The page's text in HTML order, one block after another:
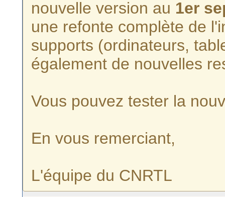
nouvelle version au 1er
une refonte complète de
supports (ordinateurs,
également de nouvelles
Vous pouvez tester la
En vous remerciant,
L'équipe du CNRTL